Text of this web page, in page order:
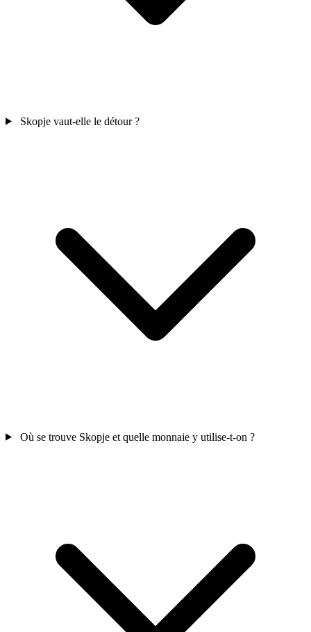
Skopje vaut-elle le détour ?
Où se trouve Skopje et quelle monnaie y utilise-t-on ?